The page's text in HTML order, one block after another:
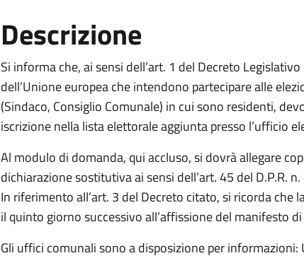
Descrizione
Si informa che, ai sensi dell’art. 1 del Decreto
dell’Unione europea che intendono partecipare alle
(Sindaco, Consiglio Comunale) in cui sono residenti,
iscrizione nella lista elettorale aggiunta presso l’ufficio
Al modulo di domanda, qui accluso, si dovrà allegare
dichiarazione sostitutiva ai sensi dell’art. 45 del D.P.R.
In riferimento all’art. 3 del Decreto citato, si ricorda che
il quinto giorno successivo all’affissione del manifesto
Gli uffici comunali sono a disposizione per